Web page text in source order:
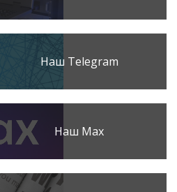
Наш Telegram
Наш Max